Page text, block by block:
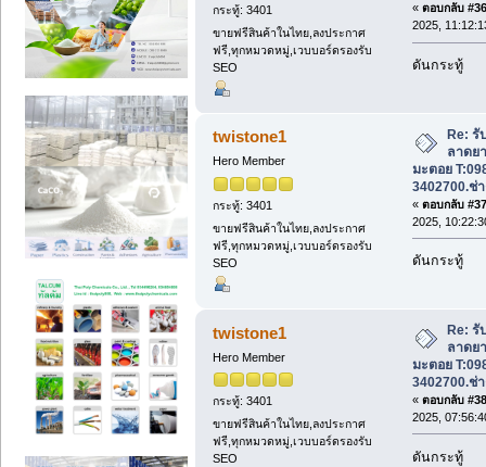
กระทู้: 3401
ขายฟรีสินค้าในไทย,ลงประกาศ
ฟรี,ทุกหมวดหมู่,เวบบอร์ดรองรับ
SEO
« ตอบกลับ
2025,
ดันกระทู้
twistone1
Hero Member
กระทู้: 3401
ขายฟรีสินค้าในไทย,ลงประกาศ
ฟรี,ทุกหมวดหมู่,เวบบอร์ดรองรับ
SEO
Re: รั
ลาดย
มะตอย
3402700.ช่
« ตอบกลับ
2025,
ดันกระทู้
twistone1
Hero Member
กระทู้: 3401
ขายฟรีสินค้าในไทย,ลงประกาศ
ฟรี,ทุกหมวดหมู่,เวบบอร์ดรองรับ
SEO
Re: รั
ลาดย
มะตอย
3402700.ช่
« ตอบกลับ
2025,
ดันกระทู้